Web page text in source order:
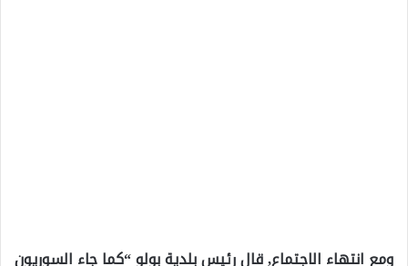
ومع انتهاء الاجتماع, قال رئيس بلدية بولو “كما جاء السوريون